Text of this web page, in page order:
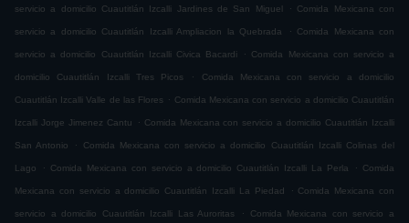
servicio a domicilio Cuautitlán Izcalli Jardines de San Miguel . Comida Mexicana con
servicio a domicilio Cuautitlán Izcalli Ampliacion la Quebrada . Comida Mexicana con
servicio a domicilio Cuautitlán Izcalli Civica Bacardi . Comida Mexicana con servicio a
domicilio Cuautitlán Izcalli Tres Picos . Comida Mexicana con servicio a domicilio
Cuautitlán Izcalli Valle de las Flores . Comida Mexicana con servicio a domicilio Cuautitlán
Izcalli Jorge Jimenez Cantu . Comida Mexicana con servicio a domicilio Cuautitlán Izcalli
San Antonio . Comida Mexicana con servicio a domicilio Cuautitlán Izcalli Colinas del
Lago . Comida Mexicana con servicio a domicilio Cuautitlán Izcalli La Perla . Comida
Mexicana con servicio a domicilio Cuautitlán Izcalli La Piedad . Comida Mexicana con
servicio a domicilio Cuautitlán Izcalli Las Auroritas . Comida Mexicana con servicio a